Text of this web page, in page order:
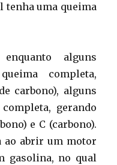
tenha uma queima
alguns
completa,
carbono), alguns
gerando
e C (carbono).
ao abrir um motor
gasolina, no qual